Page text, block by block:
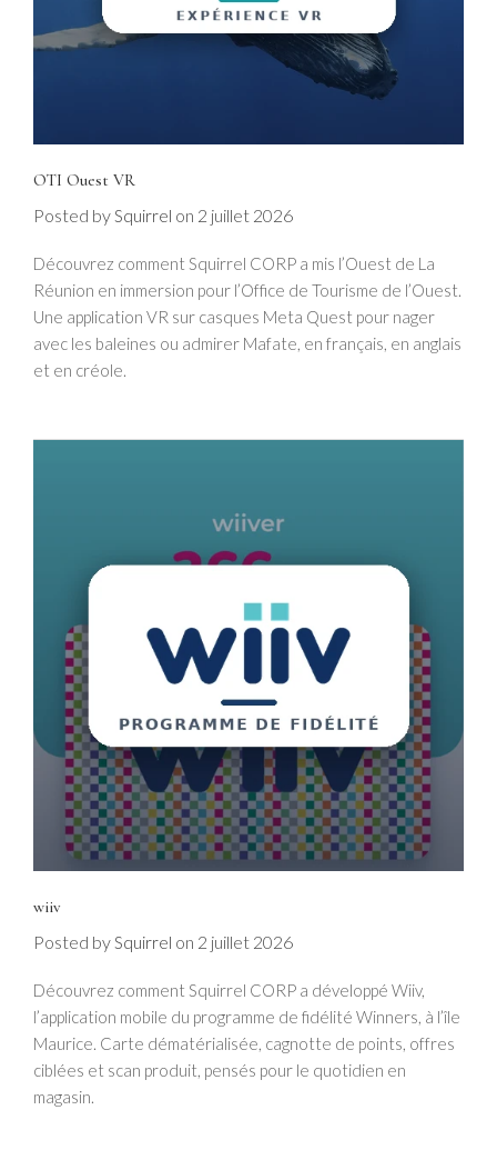
OTI Ouest VR
Posted bySquirrel on 2 juillet 2026
Découvrez comment Squirrel CORP a mis l’Ouest de La
Réunion en immersion pour l’Office de Tourisme de l’Ouest.
Une application VR sur casques Meta Quest pour nager
avec les baleines ou admirer Mafate, en français, en anglais
et en créole.
wiiv
Posted bySquirrel on 2 juillet 2026
Découvrez comment Squirrel CORP a développé Wiiv,
l’application mobile du programme de fidélité Winners, à l’île
Maurice. Carte dématérialisée, cagnotte de points, offres
ciblées et scan produit, pensés pour le quotidien en
magasin.